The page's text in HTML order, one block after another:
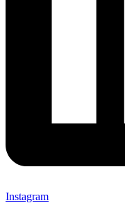
Instagram